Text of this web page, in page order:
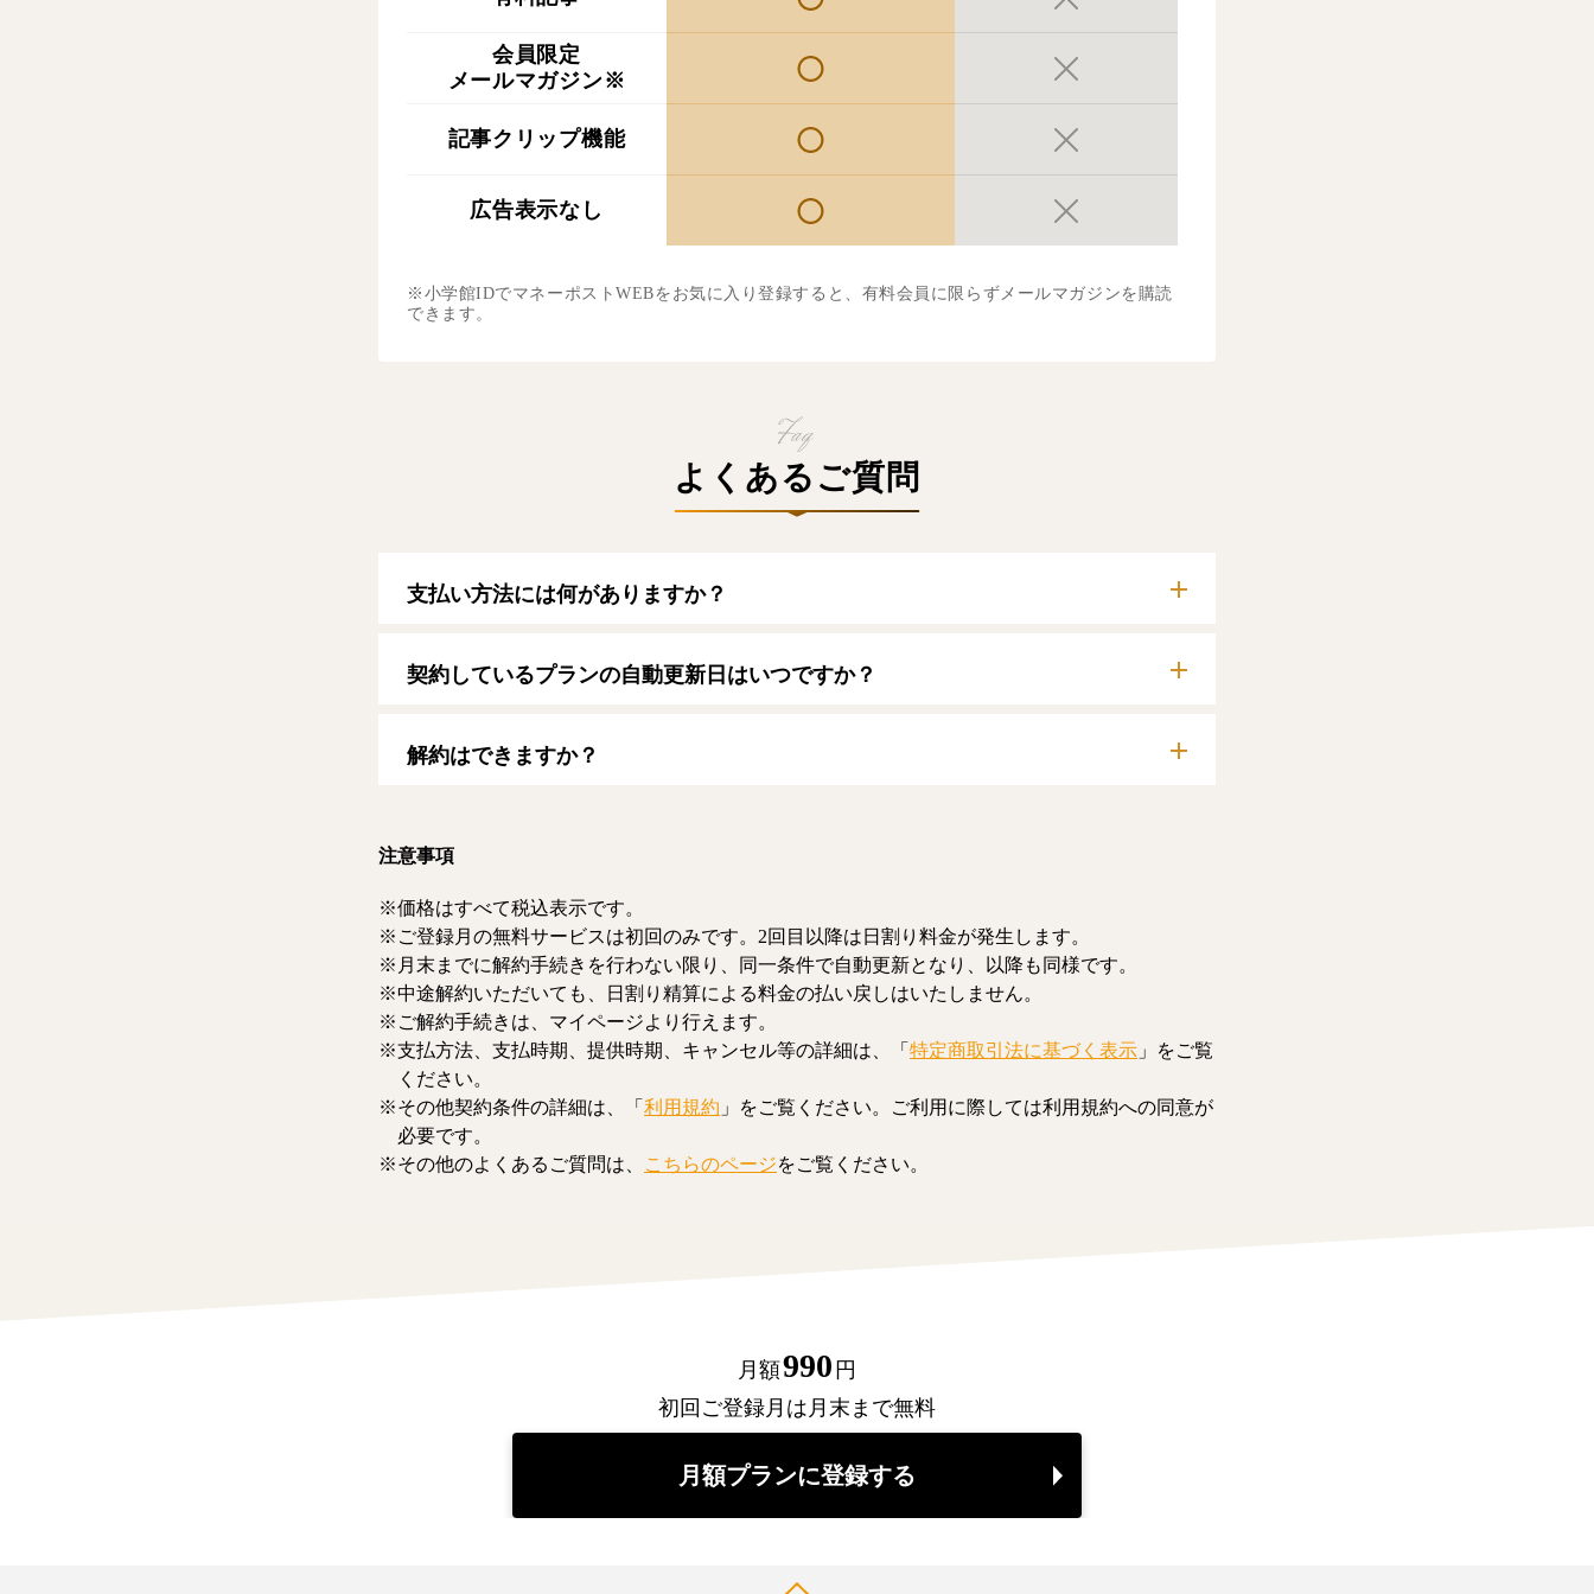
会員限定
メールマガジン※
記事クリップ機能
広告表示なし
※小学館IDでマネーポストWEBをお気に入り登録すると、有料会員に限らずメールマガジンを購読
できます。
よくあるご質問
支払い方法には何がありますか？
【クレジットカード】
VISA/MasterCard/JCB/American Express/Diners Club
契約しているプランの自動更新日はいつですか？
す。
解約はできますか？
注意事項
価格はすべて税込表示です。
ご登録月の無料サービスは初回のみです。2回目以降は日割り料金が発生します。
月末までに解約手続きを行わない限り、同一条件で自動更新となり、以降も同様です。
中途解約いただいても、日割り精算による料金の払い戻しはいたしません。
ご解約手続きは、マイページより行えます。
支払方法、支払時期、提供時期、キャンセル等の詳細は、「 特定商取引法に基づく表示 」をご覧
ください。
その他契約条件の詳細は、「 利用規約 」をご覧ください。ご利用に際しては利用規約への同意が
必要です。
その他のよくあるご質問は、
こちらのページをご覧ください。
月額990 円
初回ご登録月は月末まで無料
月額プランに登録する